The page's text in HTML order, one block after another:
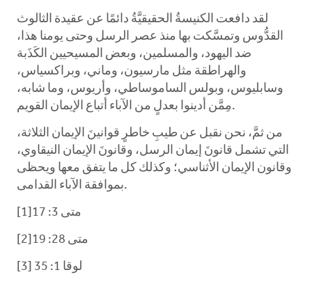
لقد دافعت الكنيسةُ الحقيقيَّةُ دائمًا عن عقيدة الثالوث
القدُّوس وتمسَّكت بها منذ عصر الرسل وحتى يومنا هذا،
ضد اليهود، والمسلمين، وبعض المسيحيين الكَذَبة
والهراطقة مثل مارسيون، وماني، وبراكسياس،
وسابليوس، وبولس الساموساطي، وأريوس، وما شابه،
مِمَّن أدينوا بعدلٍ من الآباء أتباع الإيمان القويم.
من ثمَّ، نحن نقبل عن طيبِ خاطرٍ قوانينَ الإيمان الثلاثة،
التي تشمل قانونَ إيمان الرسل، وقانونَ الإيمان النيقاوي،
وقانون الإيمان الأثناسي؛ وكذلك كل ما يتفق معها ويحظى
بموافقة الآباء القدامى.
متى 3: 17[1]
متى 28: 19[2]
لوقا 1: 35 [3]